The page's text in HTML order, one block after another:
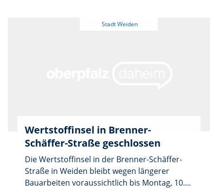
Stadt Weiden
Wertstoffinsel in Brenner-
Schäffer-Straße geschlossen
Die Wertstoffinsel in der Brenner-Schäffer-
Straße in Weiden bleibt wegen längerer
Bauarbeiten voraussichtlich bis Montag, 10.